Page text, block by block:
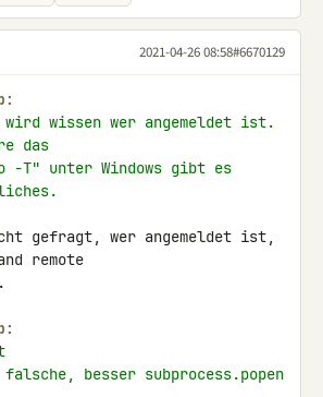
2021-04-26 08:58#6670129
wird wissen wer angemeldet ist.
das
-T" unter Windows gibt es
gefragt, wer angemeldet ist,
remote
besser subprocess.popen